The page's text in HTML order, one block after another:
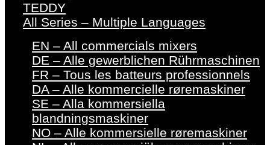
TEDDY
All Series – Multiple Languages
EN – All commercials mixers
DE – Alle gewerblichen Rührmaschinen
FR – Tous les batteurs professionnels
DA – Alle kommercielle røremaskiner
SE – Alla kommersiella
blandningsmaskiner
NO – Alle kommersielle røremaskiner